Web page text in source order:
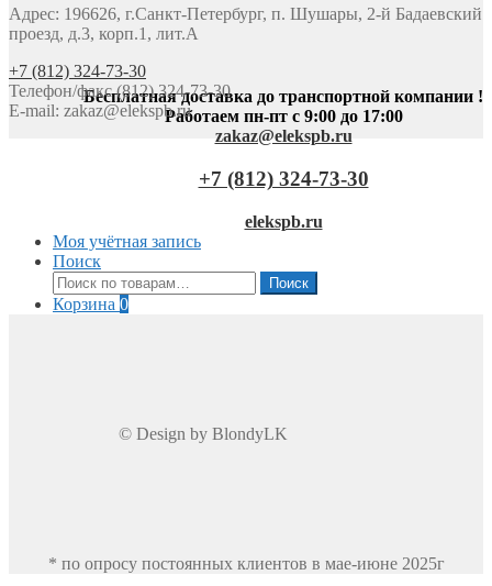
Адрес: 196626, г.Санкт-Петербург, п. Шушары, 2-й Бадаевский
проезд, д.3, корп.1, лит.А
+7 (812) 324-73-30
Телефон/факс (812) 324-73-30
E-mail: zakaz@elekspb.ru
Бесплатная доставка до транспортной компании !
Работаем пн-пт с 9:00 до 17:00
zakaz@elekspb.ru
+7 (812) 324-73-30
elekspb.ru
Моя учётная запись
Поиск
Искать:
Поиск
Корзина 0
© Design by BlondyLK
* по опросу постоянных клиентов в мае-июне 2025г